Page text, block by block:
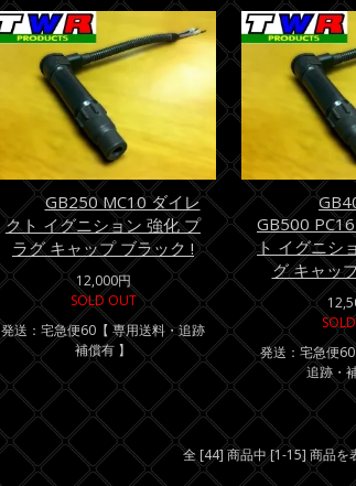
GB250 MC10 ダイレ
クト イグニション 強化 プ
ラグ キャップ ブラック !
12,000円
SOLD OUT
発送：宅急便60【 専用送料・追跡
補償有 】
GB500
ト イグニシ
グ キャッ
発送：宅急便
追跡・
全 [44] 商品中 [1-15] 商品を